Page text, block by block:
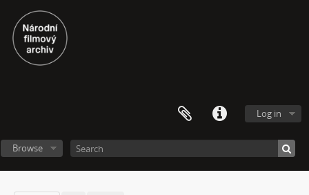
Log in
Browse